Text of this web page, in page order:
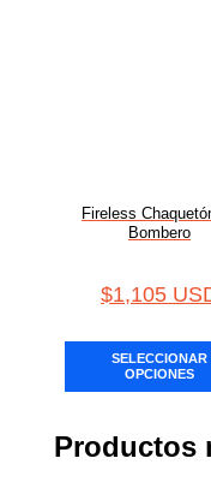
Fireless
Bombero
$1,105
SELECCIONAR
OPCIONES
Productos